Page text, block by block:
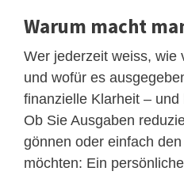
Warum macht
Wer jederzeit weiss, wie
und wofür es
finanzielle Klarheit –
Ob Sie Ausgaben
gönnen oder einfach
möchten: Ein